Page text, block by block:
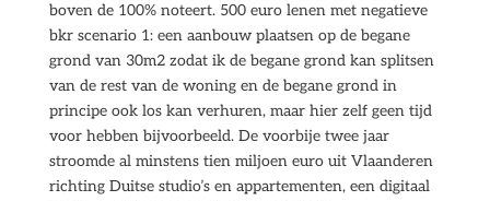
boven de 100% noteert. 500 euro lenen met negatieve
bkr scenario 1: een aanbouw plaatsen op de begane
grond van 30m2 zodat ik de begane grond kan splitsen
van de rest van de woning en de begane grond in
principe ook los kan verhuren, maar hier zelf geen tijd
voor hebben bijvoorbeeld. De voorbije twee jaar
stroomde al minstens tien miljoen euro uit Vlaanderen
richting Duitse studio’s en appartementen, een digitaal